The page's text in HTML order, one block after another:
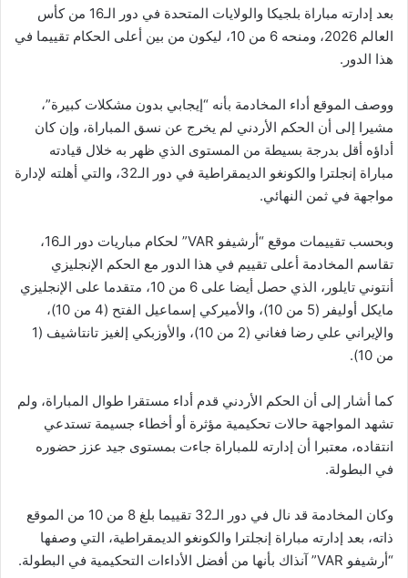
بعد إدارته مباراة بلجيكا والولايات المتحدة في دور الـ16 من كأس
العالم 2026، ومنحه 6 من 10، ليكون من بين أعلى الحكام تقييما في
هذا الدور.
ووصف الموقع أداء المخادمة بأنه “إيجابي بدون مشكلات كبيرة”،
مشيرا إلى أن الحكم الأردني لم يخرج عن نسق المباراة، وإن كان
أداؤه أقل بدرجة بسيطة من المستوى الذي ظهر به خلال قيادته
مباراة إنجلترا والكونغو الديمقراطية في دور الـ32، والتي أهلته لإدارة
مواجهة في ثمن النهائي.
وبحسب تقييمات موقع “أرشيفو VAR” لحكام مباريات دور الـ16،
تقاسم المخادمة أعلى تقييم في هذا الدور مع الحكم الإنجليزي
أنتوني تايلور، الذي حصل أيضا على 6 من 10، متقدما على الإنجليزي
مايكل أوليفر (5 من 10)، والأميركي إسماعيل الفتح (4 من 10)،
والإيراني علي رضا فغاني (2 من 10)، والأوزبكي إلغيز تانتاشيف (1
من 10).
كما أشار إلى أن الحكم الأردني قدم أداء مستقرا طوال المباراة، ولم
تشهد المواجهة حالات تحكيمية مؤثرة أو أخطاء جسيمة تستدعي
انتقاده، معتبرا أن إدارته للمباراة جاءت بمستوى جيد عزز حضوره
في البطولة.
وكان المخادمة قد نال في دور الـ32 تقييما بلغ 8 من 10 من الموقع
ذاته، بعد إدارته مباراة إنجلترا والكونغو الديمقراطية، التي وصفها
“أرشيفو VAR” آنذاك بأنها من أفضل الأداءات التحكيمية في البطولة.